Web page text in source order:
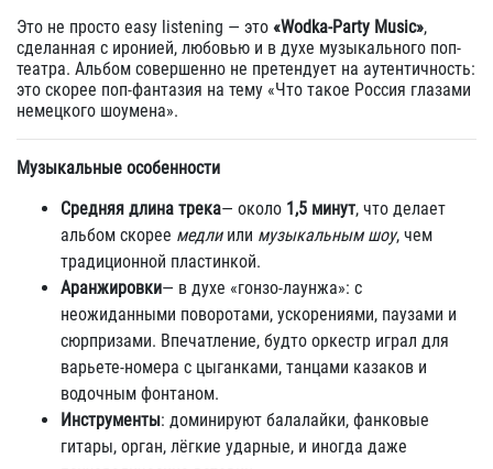
Это не просто easy listening — это «Wodka-Party Music»,
сделанная с иронией, любовью и в духе музыкального поп-
театра. Альбом совершенно не претендует на аутентичность:
это скорее поп-фантазия на тему «Что такое Россия глазами
немецкого шоумена».
Музыкальные особенности
Средняя длина трека— около 1,5 минут, что делает
альбом скорее медлиили музыкальным шоу, чем
традиционной пластинкой.
Аранжировки— в духе «гонзо-лаунжа»: с
неожиданными поворотами, ускорениями, паузами и
сюрпризами. Впечатление, будто оркестр играл для
варьете-номера с цыганками, танцами казаков и
водочным фонтаном.
Инструменты: доминируют балалайки, фанковые
гитары, орган, лёгкие ударные, и иногда даже